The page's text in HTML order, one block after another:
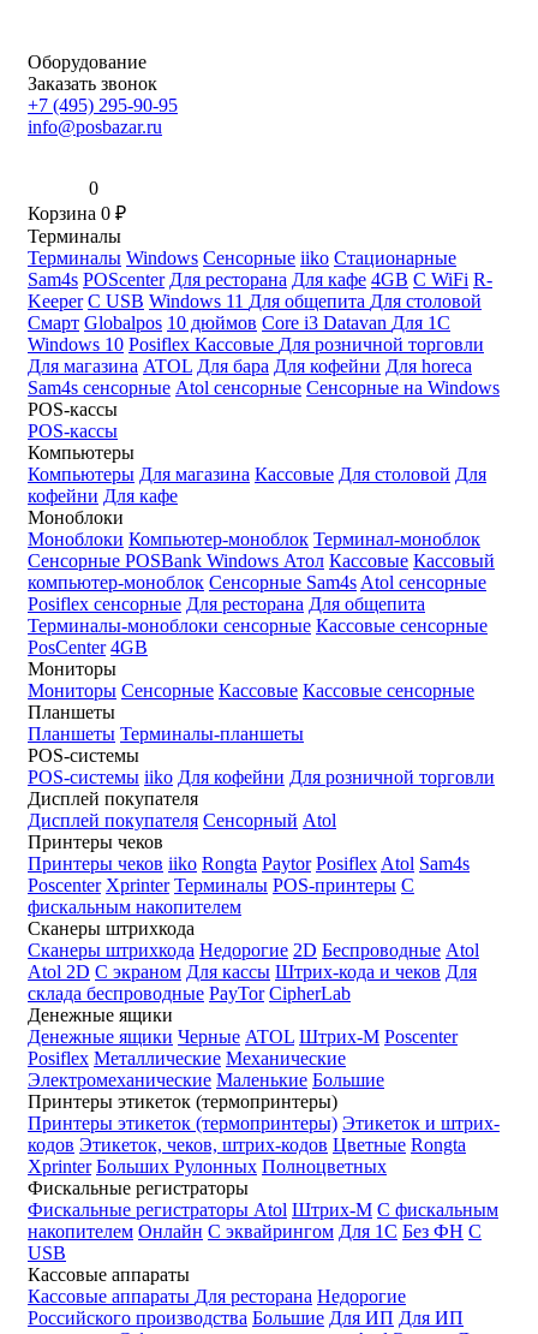
Оборудование
Заказать звонок
+7 (495) 295-90-95
info@posbazar.ru
0
Корзина 0 ₽
Терминалы
Терминалы Windows Сенсорные iiko Стационарные
Sam4s POScenter Для ресторана Для кафе 4GB С WiFi R-
Keeper С USB Windows 11 Для общепита Для столовой
Смарт Globalpos 10 дюймов Core i3 Datavan Для 1С
Windows 10 Posiflex Кассовые Для розничной торговли
Для магазина ATOL Для бара Для кофейни Для horeca
Sam4s сенсорные Atol сенсорные Сенсорные на Windows
POS-кассы
POS-кассы
Компьютеры
Компьютеры Для магазина Кассовые Для столовой Для
кофейни Для кафе
Моноблоки
Моноблоки Компьютер-моноблок Терминал-моноблок
Сенсорные POSBank Windows Атол Кассовые Кассовый
компьютер-моноблок Сенсорные Sam4s Atol сенсорные
Posiflex сенсорные Для ресторана Для общепита
Терминалы-моноблоки сенсорные Кассовые сенсорные
PosCenter 4GB
Мониторы
Мониторы Сенсорные Кассовые Кассовые сенсорные
Планшеты
Планшеты Терминалы-планшеты
POS-системы
POS-системы iiko Для кофейни Для розничной торговли
Дисплей покупателя
Дисплей покупателя Сенсорный Atol
Принтеры чеков
Принтеры чеков iiko Rongta Paytor Posiflex Atol Sam4s
Poscenter Xprinter Терминалы POS-принтеры С
фискальным накопителем
Сканеры штрихкода
Сканеры штрихкода Недорогие 2D Беспроводные Atol
Atol 2D С экраном Для кассы Штрих-кода и чеков Для
склада беспроводные PayTor CipherLab
Денежные ящики
Денежные ящики Черные ATOL Штрих-М Poscenter
Posiflex Металлические Механические
Электромеханические Маленькие Большие
Принтеры этикеток (термопринтеры)
Принтеры этикеток (термопринтеры) Этикеток и штрих-
кодов Этикеток, чеков, штрих-кодов Цветные Rongta
Xprinter Больших Рулонных Полноцветных
Фискальные регистраторы
Фискальные регистраторы Atol Штрих-М С фискальным
накопителем Онлайн С эквайрингом Для 1С Без ФН С
USB
Кассовые аппараты
Кассовые аппараты Для ресторана Недорогие
Российского производства Большие Для ИП Для ИП